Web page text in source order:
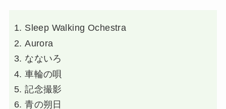
Sleep Walking Ochestra
Aurora
なないろ
車輪の唄
記念撮影
青の朔日